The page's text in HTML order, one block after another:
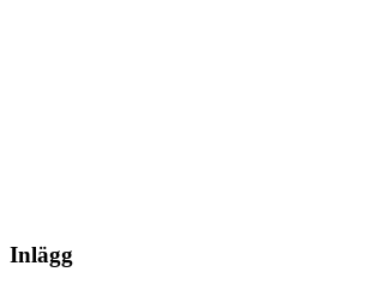
Inlägg